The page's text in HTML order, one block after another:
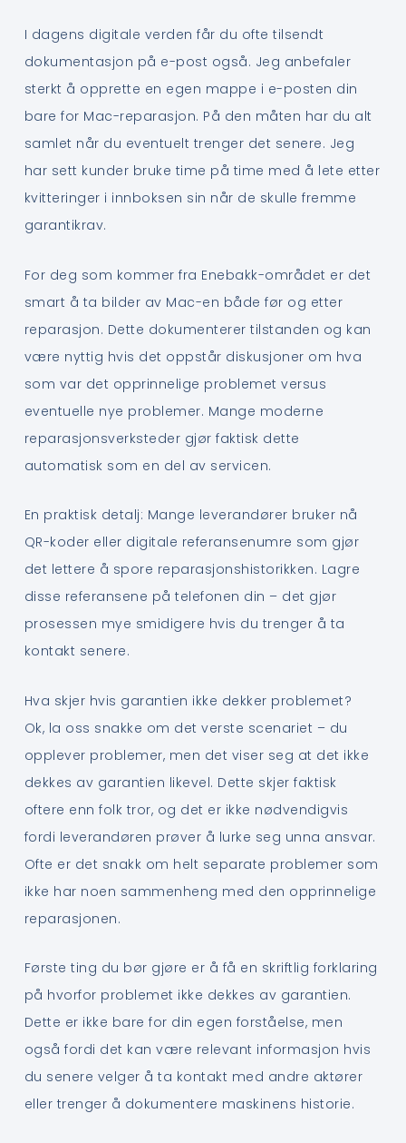
I dagens digitale verden får du ofte tilsendt
dokumentasjon på e-post også. Jeg anbefaler
sterkt å opprette en egen mappe i e-posten din
bare for Mac-reparasjon. På den måten har du alt
samlet når du eventuelt trenger det senere. Jeg
har sett kunder bruke time på time med å lete etter
kvitteringer i innboksen sin når de skulle fremme
garantikrav.
For deg som kommer fra Enebakk-området er det
smart å ta bilder av Mac-en både før og etter
reparasjon. Dette dokumenterer tilstanden og kan
være nyttig hvis det oppstår diskusjoner om hva
som var det opprinnelige problemet versus
eventuelle nye problemer. Mange moderne
reparasjonsverksteder gjør faktisk dette
automatisk som en del av servicen.
En praktisk detalj: Mange leverandører bruker nå
QR-koder eller digitale referansenumre som gjør
det lettere å spore reparasjonshistorikken. Lagre
disse referansene på telefonen din – det gjør
prosessen mye smidigere hvis du trenger å ta
kontakt senere.
Hva skjer hvis garantien ikke dekker problemet?
Ok, la oss snakke om det verste scenariet – du
opplever problemer, men det viser seg at det ikke
dekkes av garantien likevel. Dette skjer faktisk
oftere enn folk tror, og det er ikke nødvendigvis
fordi leverandøren prøver å lurke seg unna ansvar.
Ofte er det snakk om helt separate problemer som
ikke har noen sammenheng med den opprinnelige
reparasjonen.
Første ting du bør gjøre er å få en skriftlig forklaring
på hvorfor problemet ikke dekkes av garantien.
Dette er ikke bare for din egen forståelse, men
også fordi det kan være relevant informasjon hvis
du senere velger å ta kontakt med andre aktører
eller trenger å dokumentere maskinens historie.